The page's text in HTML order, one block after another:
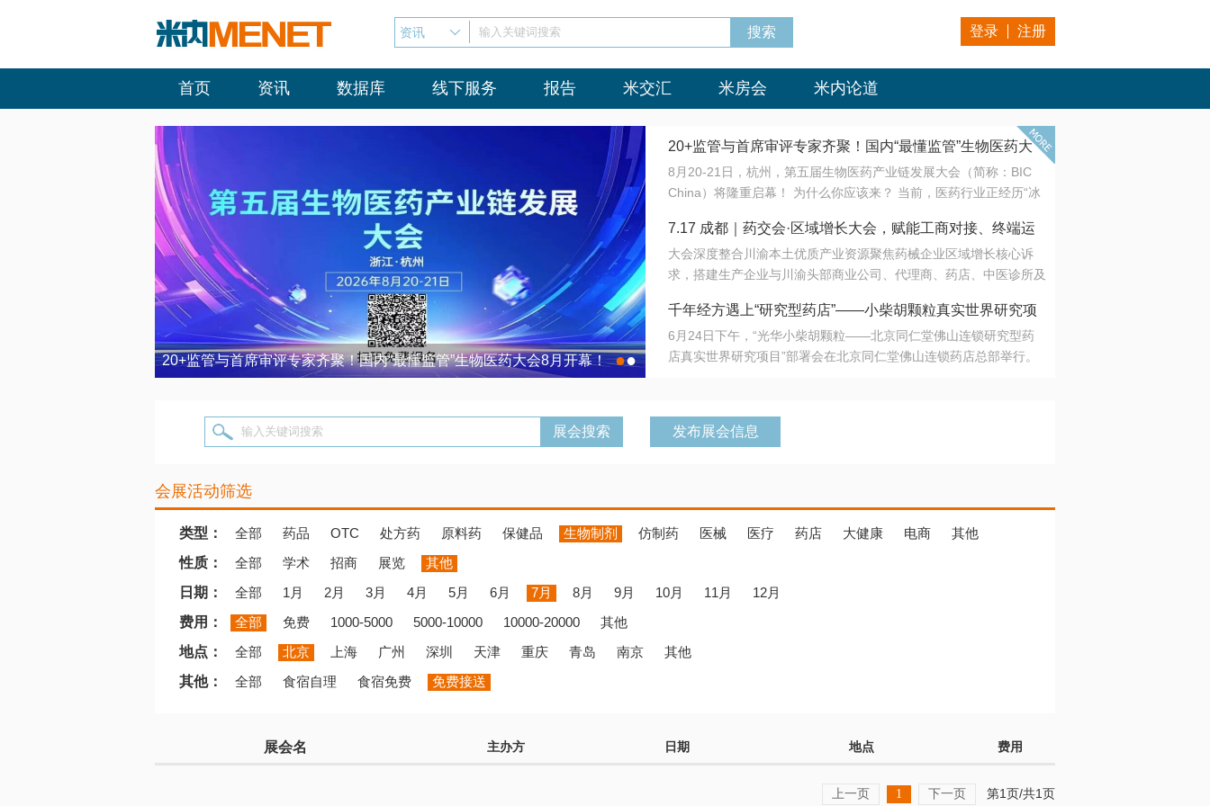
资讯 输入关键词搜索 登录 注册
首页 资讯 数据库 线下服务 报告 米交汇 米房会 米内论道
20+监管与首席审评专家齐聚！国内“最懂监管”生物医药大会8月开幕！ 7.17 成都｜药交会·区域增长大会，赋能工商对接、终端运营
●●
20+监管与首席审评专家齐聚！国内“最懂监管”生物医药大
会8月开幕！
8月20-21日，杭州，第五届生物医药产业链发展大会（简称：BIC
China）将隆重启幕！ 为什么你应该来？ 当前，医药行业正经历“冰
法正重新定义研发效率；另一端是创新药“最后一公里”的支付与入院
难题，呼唤更成熟的产业生态。 同质化“内卷”已无出路，全产业链协
同与出海能力建设才是破局关键。 本届大会以 “重构生态，定义未
算力突围；从中药创新、复杂药物制剂、CGT、多肽与小核酸的技
术攻坚，到CDMO的柔性智造。 我们致力于打破壁垒，让“实验
室”与“生产线”、“研发端”与“支付端”深度对话，更让监管、产业、资
7.17 成都｜药交会·区域增长大会，赋能工商对接、终端运
营
大会深度整合川渝本土优质产业资源聚焦药械企业区域增长核心诉
求，搭建生产企业与川渝头部商业公司、代理商、药店、中医诊所及
域增量份额夯实西南市场战略布局
千年经方遇上“研究型药店”——小柴胡颗粒真实世界研究项
目在北京同仁堂佛山连锁启动
6月24日下午，“光华小柴胡颗粒——北京同仁堂佛山连锁研究型药
店真实世界研究项目”部署会在北京同仁堂佛山连锁药店总部举行。
输入关键词搜索 发布展会信息
会展活动筛选
类型： 全部 药品 OTC 处方药 原料药 保健品 生物制剂 仿制药 医械 医疗 药店 大健康 电商
其他
性质：
全部 学术 招商 展览
其他
日期：
全部 1月 2月 3月 4月 5月 6月 7月 8月 9月 10月 11月
12月
费用：
全部 免费 1000-5000 5000-10000 10000-20000
其他
地点：
全部 北京 上海 广州 深圳 天津 重庆 青岛 南京
其他
其他：
全部 食宿自理 食宿免费 免费接送
展会名 主办方 日期 地点 费用
上一页 1 下一页 第1页/共1页